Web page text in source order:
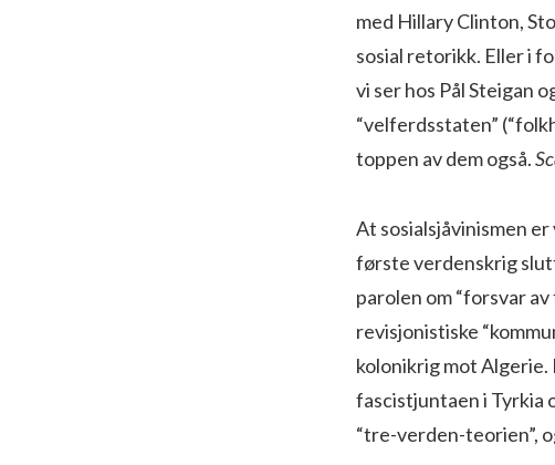
med Hillary Clinton,
sosial retorikk. Eller i
vi ser hos Pål Steigan
“velferdsstaten”
toppen av dem også.
At sosialsjåvinismen
første verdenskrig
parolen om “forsvar
revisjonistiske
kolonikrig mot
fascistjuntaen i Tyrkia
“tre-verden-teorien”,